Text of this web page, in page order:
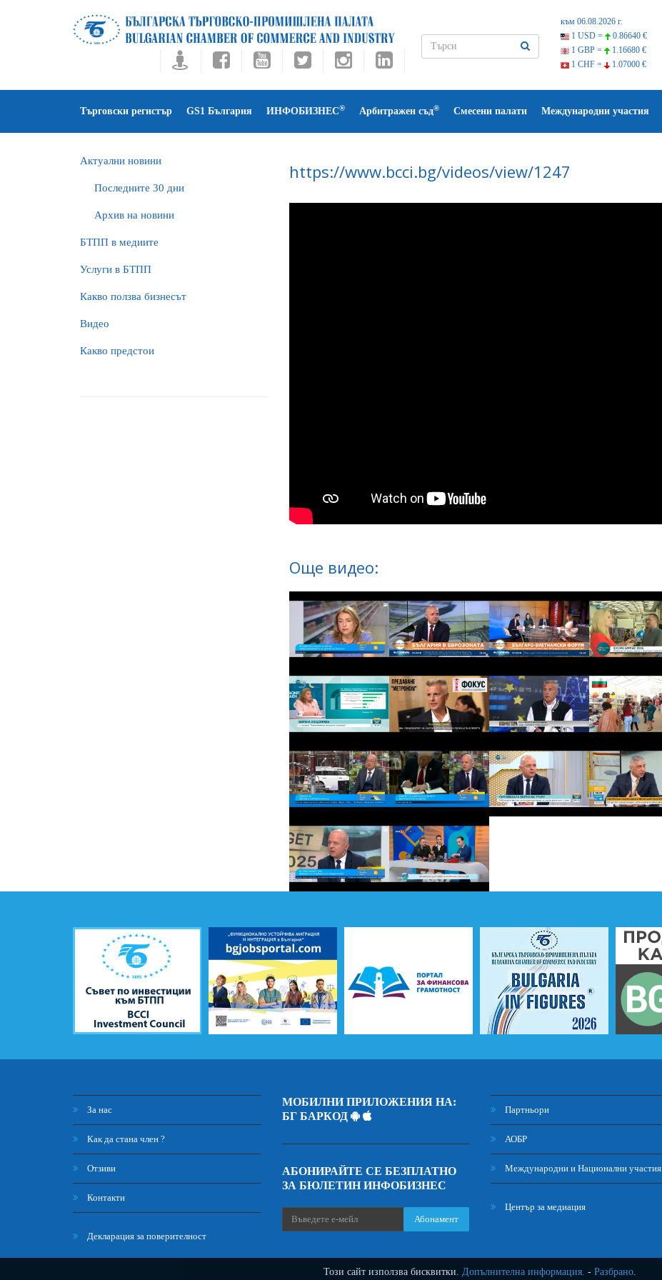
Този сайт използва бисквитки. Допълнителна информация. - Разбрано.
към 06.08.2026 г.
1 USD =
0.86640 €
1 GBP =
1.16680 €
1 CHF =
1.07000 €
Търговски регистър GS1 България ИНФОБИЗНЕС® Арбитражен съд® Смесени палати Международни участия
Актуални новини
Последните 30 дни
Архив на новини
БTПП в медиите
Услуги в БТПП
Какво ползва бизнесът
Видео
Какво предстои
https://www.bcci.bg/videos/view/1247
Още видео:
За нас
Как да стана член ?
Отзиви
Контакти
Декларация за поверителност
МОБИЛНИ ПРИЛОЖЕНИЯ НА:
БГ БАРКОД
АБОНИРАЙТЕ СЕ БЕЗПЛАТНО
ЗА БЮЛЕТИН ИНФОБИЗНЕС
Абонамент
Партньори
АОБР
Международни и Национални участия
Център за медиация